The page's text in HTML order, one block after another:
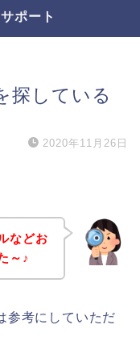
ポート
探している
2020年11月26日
などお
～♪
参考にしていただ